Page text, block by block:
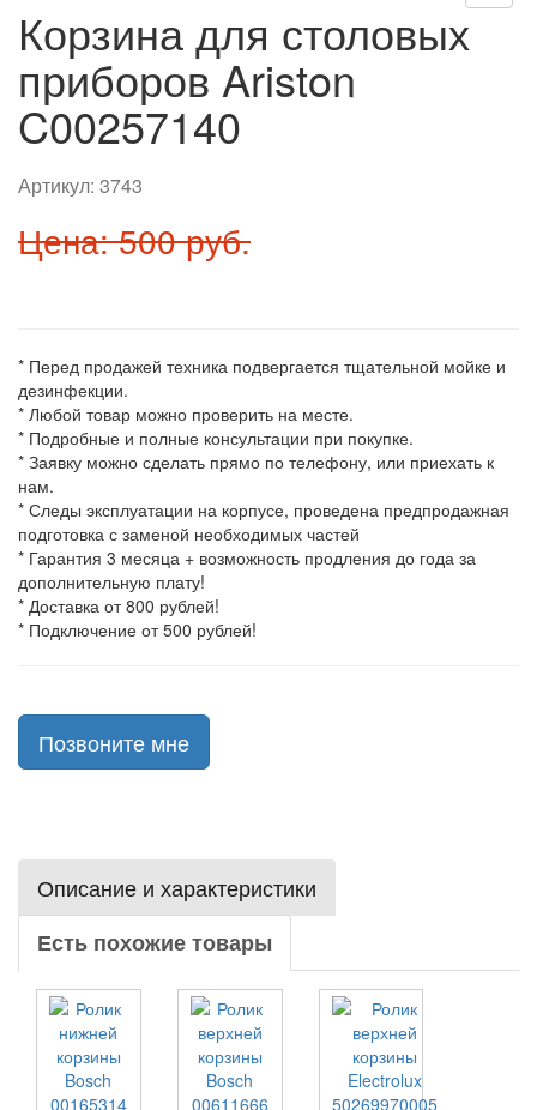
Корзина для столовых
приборов Ariston
C00257140
Артикул: 3743
Цена: 500 руб.
* Перед продажей техника подвергается тщательной мойке и
дезинфекции.
* Любой товар можно проверить на месте.
* Подробные и полные консультации при покупке.
* Заявку можно сделать прямо по телефону, или приехать к
нам.
* Следы эксплуатации на корпусе, проведена предпродажная
подготовка с заменой необходимых частей
* Гарантия 3 месяца + возможность продления до года за
дополнительную плату!
* Доставка от 800 рублей!
* Подключение от 500 рублей!
Позвоните мне
Описание и характеристики
Есть похожие товары